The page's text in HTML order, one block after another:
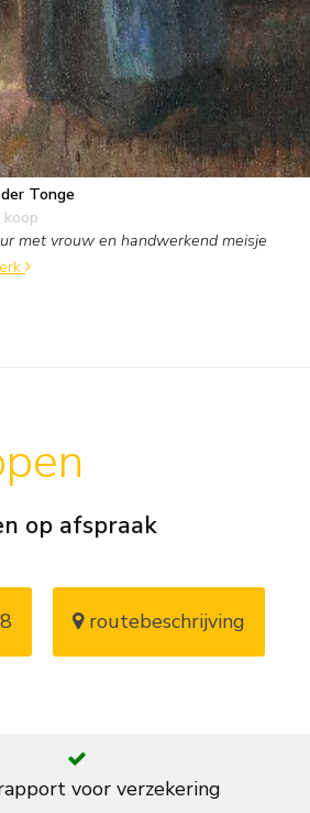
Tonge
met vrouw en handwerkend meisje
op afspraak
routebeschrijving
voor verzekering